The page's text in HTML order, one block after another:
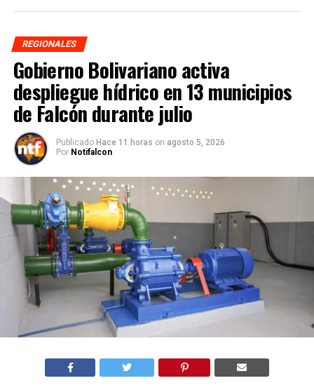
REGIONALES
Gobierno Bolivariano activa
despliegue hídrico en 13 municipios
de Falcón durante julio
Publicado Hace 11 horas on agosto 5, 2026
Por Notifalcon